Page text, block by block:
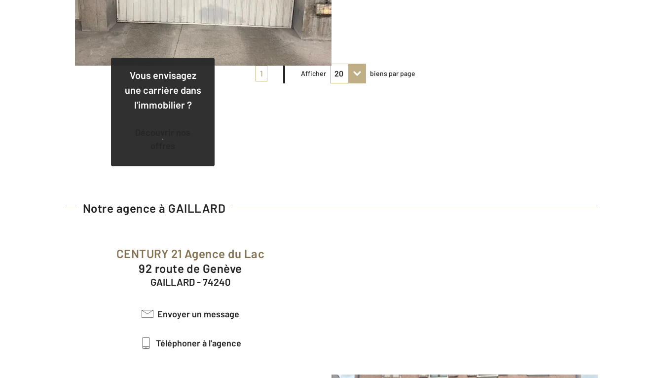
Vous envisagez
une carrière dans
l'immobilier ?
1 Afficher biens par page
Notre agence à GAILLARD
CENTURY 21 Agence du Lac
92 route de Genève
GAILLARD - 74240
Envoyer un message
Téléphoner à l'agence